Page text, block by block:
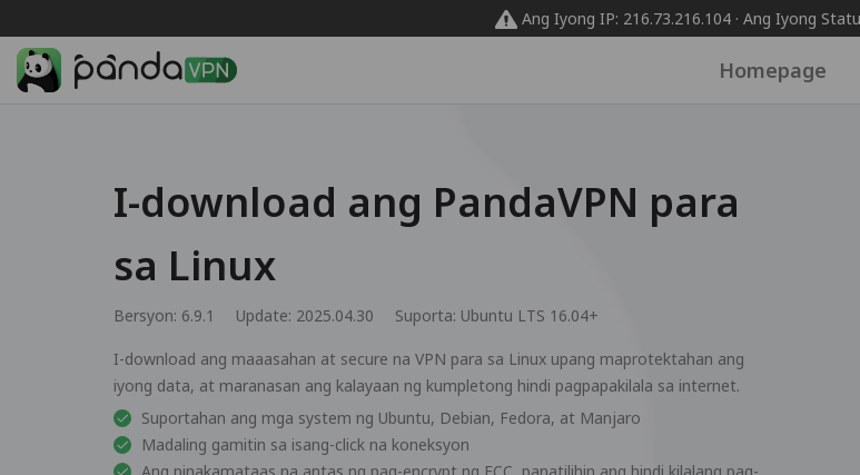
Ang Iyong IP: 216.73.216.104 · Ang Iyong
Homepage
I-download ang PandaVPN para
sa Linux
Bersyon: 6.9.1 Update: 2025.04.30 Suporta: Ubuntu LTS 16.04+
I-download ang maaasahan at secure na VPN para sa Linux upang maprotektahan ang
iyong data, at maranasan ang kalayaan ng kumpletong hindi pagpapakilala sa internet.
Suportahan ang mga system ng Ubuntu, Debian, Fedora, at Manjaro
Madaling gamitin sa isang-click na koneksyon